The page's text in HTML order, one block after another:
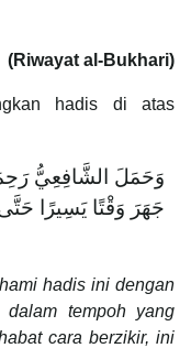
(Riwayat al-Bukhari)
hadis di atas
وَحَمَلَ الشَّافِعِيُّ
جَهَرَ وَقْتًا يَسِيرًا
hadis ini dengan
dalam tempoh yang
cara berzikir, ini